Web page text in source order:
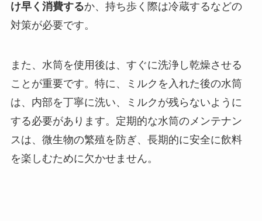
け早く消費するか、持ち歩く際は冷蔵するなどの
対策が必要です。
また、水筒を使用後は、すぐに洗浄し乾燥させる
ことが重要です。特に、ミルクを入れた後の水筒
は、内部を丁寧に洗い、ミルクが残らないように
する必要があります。定期的な水筒のメンテナン
スは、微生物の繁殖を防ぎ、長期的に安全に飲料
を楽しむために欠かせません。